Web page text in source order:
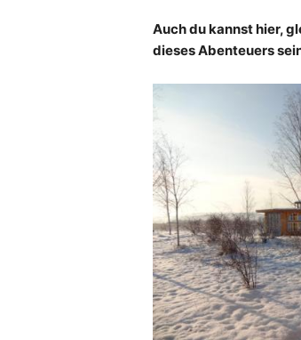
Auch du kannst hier,
dieses Abenteuers